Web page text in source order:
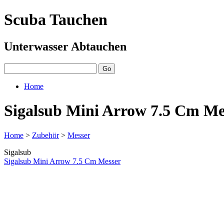
Scuba Tauchen
Unterwasser Abtauchen
Home
Sigalsub Mini Arrow 7.5 Cm
Home > Zubehör> Messer
Sigalsub
Sigalsub Mini Arrow 7.5 Cm Messer